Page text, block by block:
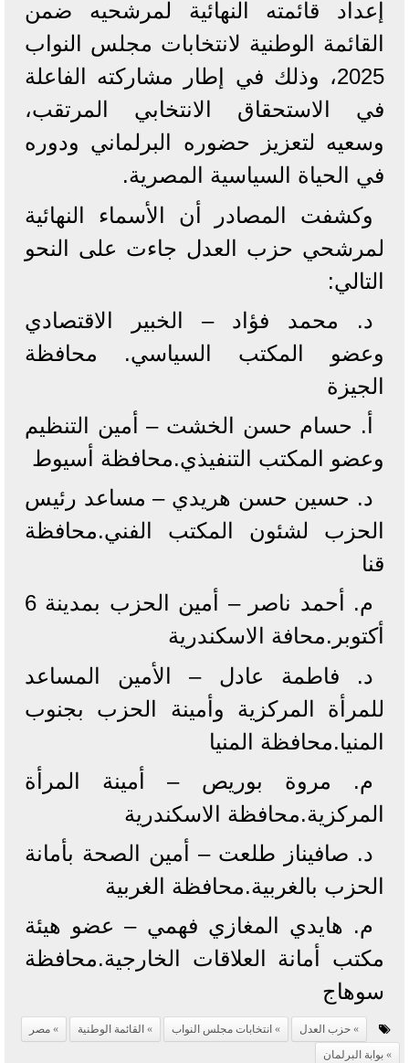
إعداد قائمته النهائية لمرشحيه ضمن
القائمة الوطنية لانتخابات مجلس النواب
2025، وذلك في إطار مشاركته الفاعلة
في الاستحقاق الانتخابي المرتقب،
وسعيه لتعزيز حضوره البرلماني ودوره
في الحياة السياسية المصرية.
وكشفت المصادر أن الأسماء النهائية
لمرشحي حزب العدل جاءت على النحو
التالي:
د. محمد فؤاد – الخبير الاقتصادي
وعضو المكتب السياسي. محافظة
الجيزة
أ. حسام حسن الخشت – أمين التنظيم
وعضو المكتب التنفيذي.محافظة أسيوط
د. حسين حسن هريدي – مساعد رئيس
الحزب لشئون المكتب الفني.محافظة
قنا
م. أحمد ناصر – أمين الحزب بمدينة 6
أكتوبر.محافة الاسكندرية
د. فاطمة عادل – الأمين المساعد
للمرأة المركزية وأمينة الحزب بجنوب
المنيا.محافظة المنيا
م. مروة بوريص – أمينة المرأة
المركزية.محافظة الاسكندرية
د. صافيناز طلعت – أمين الصحة بأمانة
الحزب بالغربية.محافظة الغربية
م. هايدي المغازي فهمي – عضو هيئة
مكتب أمانة العلاقات الخارجية.محافظة
سوهاج
حزب العدل انتخابات مجلس النواب القائمة الوطنية
مصر
بوابة البرلمان